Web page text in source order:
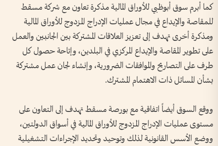
كما أبرم سوق أبوظبي للأوراق المالية مذكرة تعاون مع شركة مسقط
للمقاصة والإيداع في مجال عمليات الإدراج المزدوج للأوراق المالية
ومذكرة أخرى تهدف إلى تعزيز العلاقات المشتركة بين الجانبين والعمل
على تطوير المقاصة والإيداع المركزي في البلدين، وإتاحة حصول كل
طرف على التصاريح والموافقات الضرورية، وإنشاء لجان عمل مشتركة
بشأن المسائل ذات الاهتمام المشترك.
ووقع السوق أيضاً اتفاقية مع بورصة مسقط تهدف إلى التعاون على
مستوى عمليات الإدراج المزدوج للأوراق المالية في أسواق الدولتين،
ووضع الأسس القانونية لذلك وتوحيد وتحديد الإجراءات التشغيلية